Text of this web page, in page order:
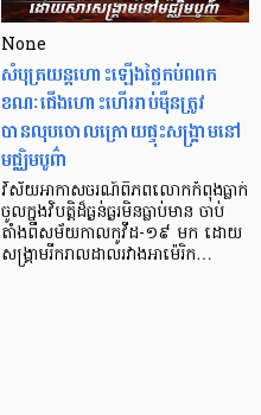
None
សំបុត្រយន្តហោះឡើងថ្លៃកប់ពពក
ខណៈជើងហោះហើររាប់ម៉ឺនត្រូវ
បានលុបចោលក្រោយផ្ទុះសង្គ្រាមនៅ
មជ្ឈិមបូព៌ា
វិស័យអាកាសចរណ៍ពិភពលោកកំពុងធ្លាក់
ចូលក្នុងវិបត្តិដ៏ធ្ងន់ធ្ងរមិនធ្លាប់មាន ចាប់
តាំងពីសម័យកាលកូវីដ-១៩ មក ដោយ
សង្គ្រាមរីករាលដាលរវាងអាម៉េរិក…